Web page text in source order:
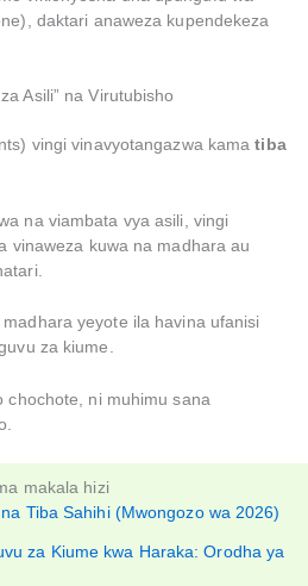
daktari anaweza kupendekeza
Asili” na Virutubisho
vingi vinavyotangazwa kamatiba
na viambata vya asili, vingi
vinaweza kuwa na madhara au
yeyote ila havina ufanisi
za kiume.
chochote, ni muhimu sana
makala hizi
Tiba Sahihi (Mwongozo wa 2026)
za Kiume kwa Haraka: Orodha ya